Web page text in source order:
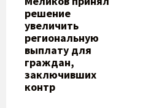
решение
увеличить
региональную
выплату для
граждан,
заключивших
контр